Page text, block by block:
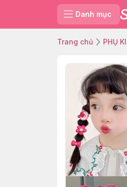
Danh mục
Trang chủ PHỤ